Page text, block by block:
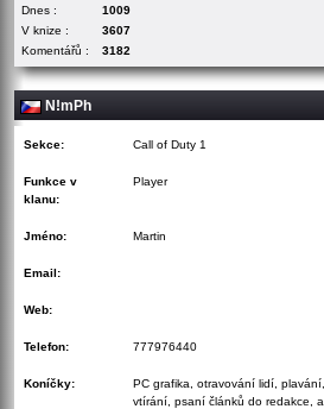
Dnes :
1009
V knize :
3607
Komentářů :
3182
N!mPh
Sekce: Call of Duty 1
Funkce v
klanu:
Player
Jméno: Martin
Email:
Web:
Telefon: 777976440
Koníčky:
PC grafika, otravování lidí, plavání,
vtírání, psaní článků do redakce, a